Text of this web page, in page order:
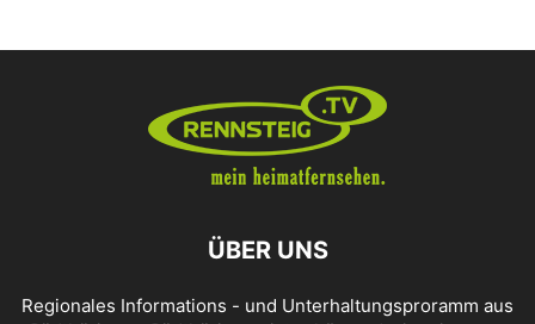
ÜBER UNS
Regionales Informations - und Unterhaltungsproramm aus